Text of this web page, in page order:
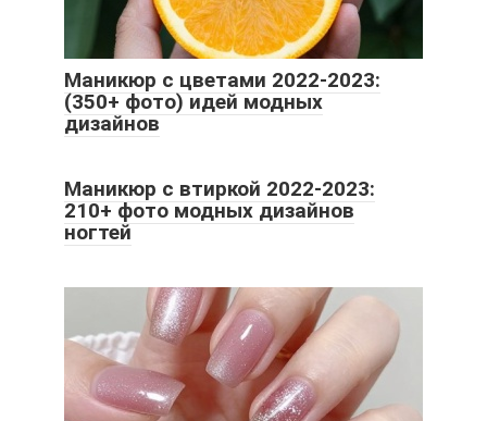
Маникюр с цветами 2022-2023:
(350+ фото) идей модных
дизайнов
Маникюр с втиркой 2022-2023:
210+ фото модных дизайнов
ногтей